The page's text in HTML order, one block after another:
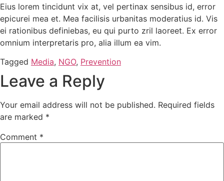
Eius lorem tincidunt vix at, vel pertinax sensibus id, error
epicurei mea et. Mea facilisis urbanitas moderatius id. Vis
ei rationibus definiebas, eu qui purto zril laoreet. Ex error
omnium interpretaris pro, alia illum ea vim.
Tagged Media, NGO, Prevention
Leave a Reply
Your email address will not be published. Required fields
are marked *
Comment *